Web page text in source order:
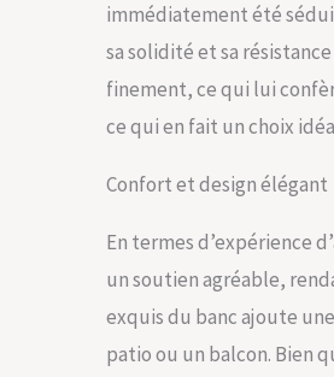
immédiatement été
sa solidité et sa
finement, ce qui lui
ce qui en fait un choix
Confort et design élégant
En termes d’expérience
un soutien agréable,
exquis du banc ajoute
patio ou un balcon. Bien